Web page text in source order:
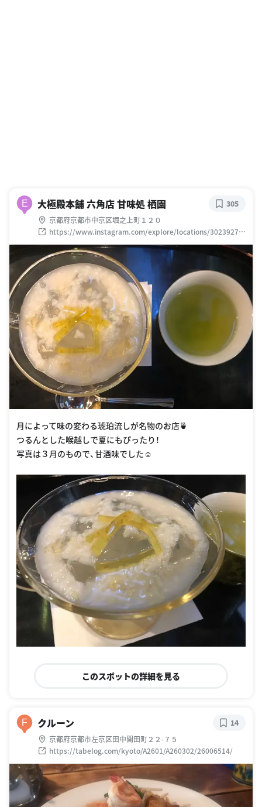
E 大極殿本舗 六角店 甘味処 栖園
京都府京都市中京区堀之上町１２０
https://www.instagram.com/explore/locations/30239273
0353001
305
月によって味の変わる琥珀流しが名物のお店🍵
つるんとした喉越しで夏にもぴったり！
写真は３月のもので、甘酒味でした☺️
このスポットの詳細を見る
F クルーン
京都府京都市左京区田中関田町２２-７５
https://tabelog.com/kyoto/A2601/A260302/26006514/
14